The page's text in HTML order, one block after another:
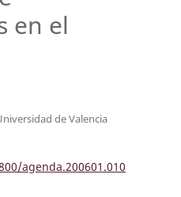
en el
de Valencia
agenda.200601.010